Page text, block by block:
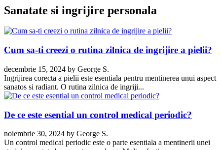
Sanatate si ingrijire personala
Cum sa-ti creezi o rutina zilnica de ingrijire a pielii?
decembrie 15, 2024 by George S.
Ingrijirea corecta a pielii este esentiala pentru mentinerea unui aspect
sanatos si radiant. O rutina zilnica de ingriji...
De ce este esential un control medical periodic?
noiembrie 30, 2024 by George S.
Un control medical periodic este o parte esentiala a mentinerii unei